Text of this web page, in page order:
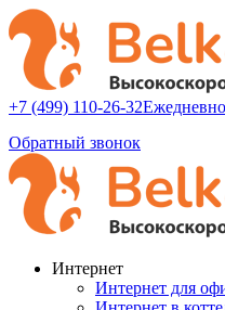
+7 (499) 110-26-32
Обратный звонок
Интернет
Интернет для